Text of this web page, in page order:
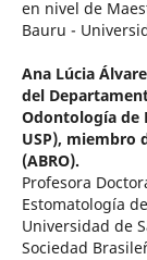
en nivel de
Bauru -
Ana Lúcia
del
Odontología de
USP), miembro
(ABRO).
Profesora
Estomatología
Universidad de
Sociedad